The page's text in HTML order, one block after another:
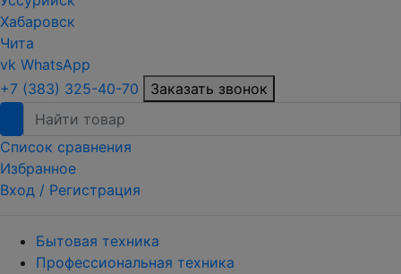
Хабаровск
Чита
vk WhatsApp
+7 (383) 325-40-70
Заказать звонок
Список сравнения
Избранное
Вход / Регистрация
Бытовая техника
Профессиональная техника